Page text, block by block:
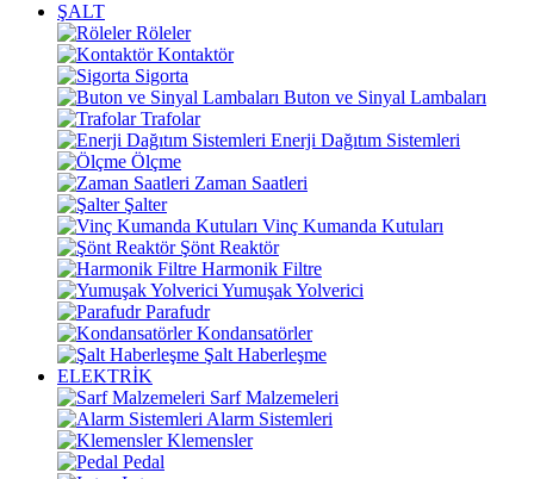
ŞALT
Röleler
Kontaktör
Sigorta
Buton ve Sinyal Lambaları
Trafolar
Enerji Dağıtım Sistemleri
Ölçme
Zaman Saatleri
Şalter
Vinç Kumanda Kutuları
Şönt Reaktör
Harmonik Filtre
Yumuşak Yolverici
Parafudr
Kondansatörler
Şalt Haberleşme
ELEKTRİK
Sarf Malzemeleri
Alarm Sistemleri
Klemensler
Pedal